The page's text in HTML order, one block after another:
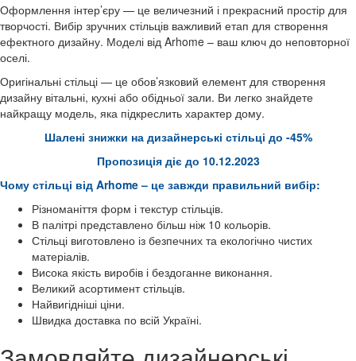
Оформлення інтер’єру — це величезний і прекрасний простір для
творчості. Вибір зручних стільців важливий етап для створення
ефектного дизайну. Моделі від Arhome – ваш ключ до неповторної
оселі.
Оригінальні стільці — це обов’язковий елемент для створення
дизайну вітальні, кухні або обідньої зали. Ви легко знайдете
найкращу модель, яка підкреслить характер дому.
Шалені знижки на дизайнерські стільці до -45%
Пропозиція діє до 10.12.2023
Чому стільці від Arhome – це завжди правильний вибір:
Різноманіття форм і текстур стільців.
В палітрі представлено більш ніж 10 кольорів.
Стільці виготовлено із безпечних та екологічно чистих
матеріалів.
Висока якість виробів і бездоганне виконання.
Великий асортимент стільців.
Найвигідніші ціни.
Швидка доставка по всій Україні.